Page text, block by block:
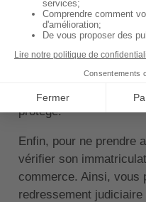
le seuil et le plafond
correspondre aux
Si vous n'êtes pas
l'attestation, n'hésitez
a établi ce contrat,
protégé.
Enfin, pour ne prendre
vérifier son
commerce. Ainsi, vous
redressement